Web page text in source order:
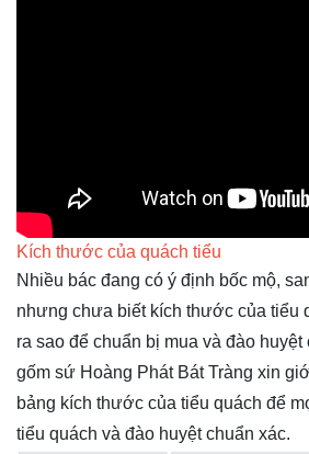
Kích thước của quách tiểu
Nhiều bác đang có ý định bốc mộ,
nhưng chưa biết kích thước của tiểu
ra sao để chuẩn bị mua và đào
gốm sứ Hoàng Phát Bát Tràng xin
bảng kích thước của tiểu quách để
tiểu quách và đào huyệt chuẩn xác.